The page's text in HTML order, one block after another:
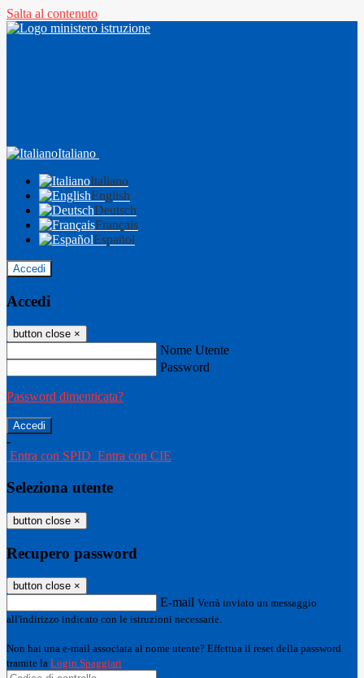
Salta al contenuto
Italiano
Italiano
English
Deutsch
Français
Español
Accedi
Accedi
button close ×
Nome Utente
Password
Password dimenticata?
-
Entra con SPID Entra con CIE
Seleziona utente
button close ×
Recupero password
button close ×
E-mail Verrà inviato un messaggio
all'indirizzo indicato con le istruzioni necessarie.
Non hai una e-mail associata al nome utente? Effettua il reset della password
tramite la Login Spaggiari